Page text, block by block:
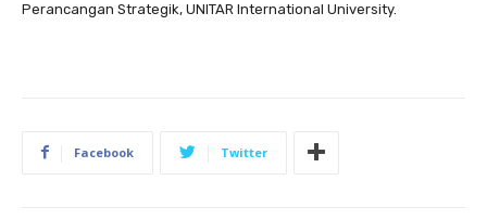
Perancangan Strategik, UNITAR International University.
Facebook Twitter